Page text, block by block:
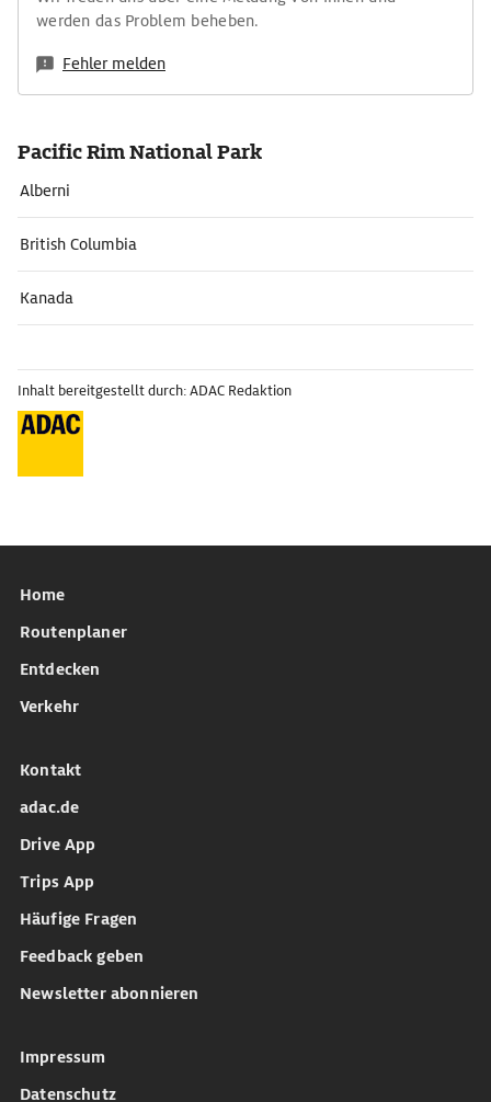
werden das Problem beheben.
Fehler melden
Pacific Rim National Park
Alberni
British Columbia
Kanada
Inhalt bereitgestellt durch: ADAC Redaktion
Home
Routenplaner
Entdecken
Verkehr
Kontakt
adac.de
Drive App
Trips App
Häufige Fragen
Feedback geben
Newsletter abonnieren
Impressum
Datenschutz